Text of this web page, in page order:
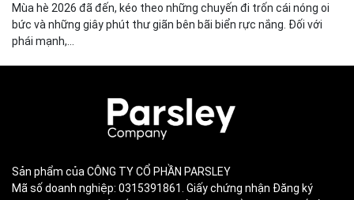
Mùa hè 2026 đã đến, kéo theo những chuyến đi trốn cái nóng oi
bức và những giây phút thư giãn bên bãi biển rực nắng. Đối với
phái mạnh,...
Sản phẩm của CÔNG TY CỔ PHẦN PARSLEY
Mã số doanh nghiệp: 0315391861. Giấy chứng nhận Đăng ký